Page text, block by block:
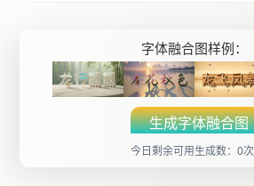
字体融合图样例：
生成字体融合图
今日剩余可用生成数：0次